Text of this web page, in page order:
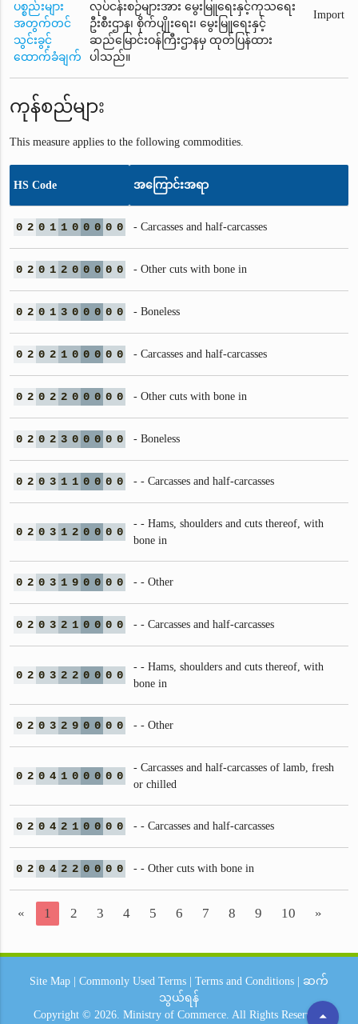
ပစ္စည်းများ
အတွက်တင်
သွင်းခွင့်
ထောက်ခံချက်
လုပ်ငန်းစဉ်များအား မွေးမြူရေးနှင့်ကုသရေး
ဦးစီးဌာန၊ စိုက်ပျိုးရေး၊ မွေးမြူရေးနှင့်
ဆည်မြောင်းဝန်ကြီးဌာနမှ ထုတ်ပြန်ထား
ပါသည်။
Import
ကုန်စည်များ
This measure applies to the following commodities.
HS Code အကြောင်းအရာ
0 2 0 1 1 0 0 0 0 0 - Carcasses and half-carcasses
0 2 0 1 2 0 0 0 0 0 - Other cuts with bone in
0 2 0 1 3 0 0 0 0 0 - Boneless
0 2 0 2 1 0 0 0 0 0 - Carcasses and half-carcasses
0 2 0 2 2 0 0 0 0 0 - Other cuts with bone in
0 2 0 2 3 0 0 0 0 0 - Boneless
0 2 0 3 1 1 0 0 0 0 - - Carcasses and half-carcasses
0 2 0 3 1 2 0 0 0 0
- - Hams, shoulders and cuts thereof, with
bone in
0 2 0 3 1 9 0 0 0 0 - - Other
0 2 0 3 2 1 0 0 0 0 - - Carcasses and half-carcasses
0 2 0 3 2 2 0 0 0 0
- - Hams, shoulders and cuts thereof, with
bone in
0 2 0 3 2 9 0 0 0 0 - - Other
0 2 0 4 1 0 0 0 0 0
- Carcasses and half-carcasses of lamb, fresh
or chilled
0 2 0 4 2 1 0 0 0 0 - - Carcasses and half-carcasses
0 2 0 4 2 2 0 0 0 0 - - Other cuts with bone in
« 1 2 3 4 5 6 7 8 9 10 »
arrow_drop_up
Site Map Commonly Used Terms Terms and Conditions
ဆက်
သွယ်ရန်
Copyright © 2026. Ministry of Commerce. All Rights Reserved.